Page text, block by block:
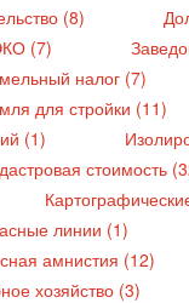
(8)
(7)
налог (7)
для стройки (11)
(1)
стоимость
линии (1)
амнистия (12)
хозяйство (3)